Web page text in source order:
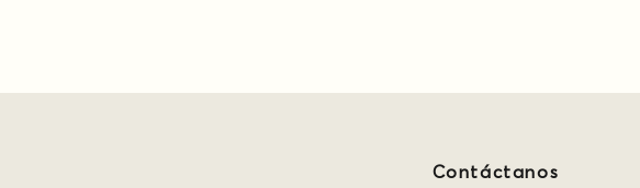
Contáctanos